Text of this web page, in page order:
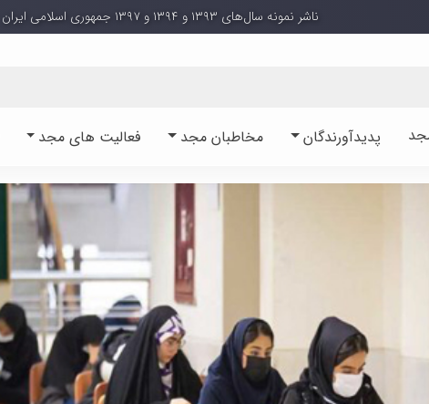
ناشر نمونه سال‌های ۱۳۹۳ و ۱۳۹۴ و ۱۳۹۷ جمهوری اسلامی ایران
پدیدآورندگان مخاطبان مجد فعالیت های مجد